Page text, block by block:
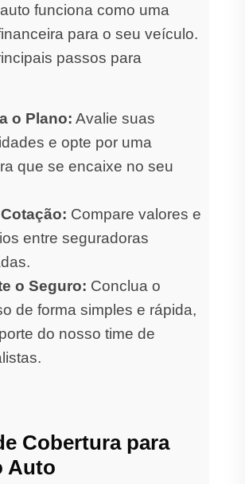
funciona como uma
para o seu veículo.
passos para
o Plano: Avalie suas
e opte por uma
que se encaixe no seu
Compare valores e
entre seguradoras
o Seguro: Conclua o
de forma simples e rápida,
do nosso time de
Cobertura para
Auto